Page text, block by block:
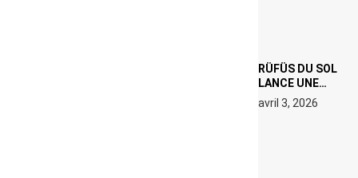
RÜFÜS DU SOL
LANCE UNE
RÉSIDENCE DJ
SET DE QUATRE
avril 3, 2026